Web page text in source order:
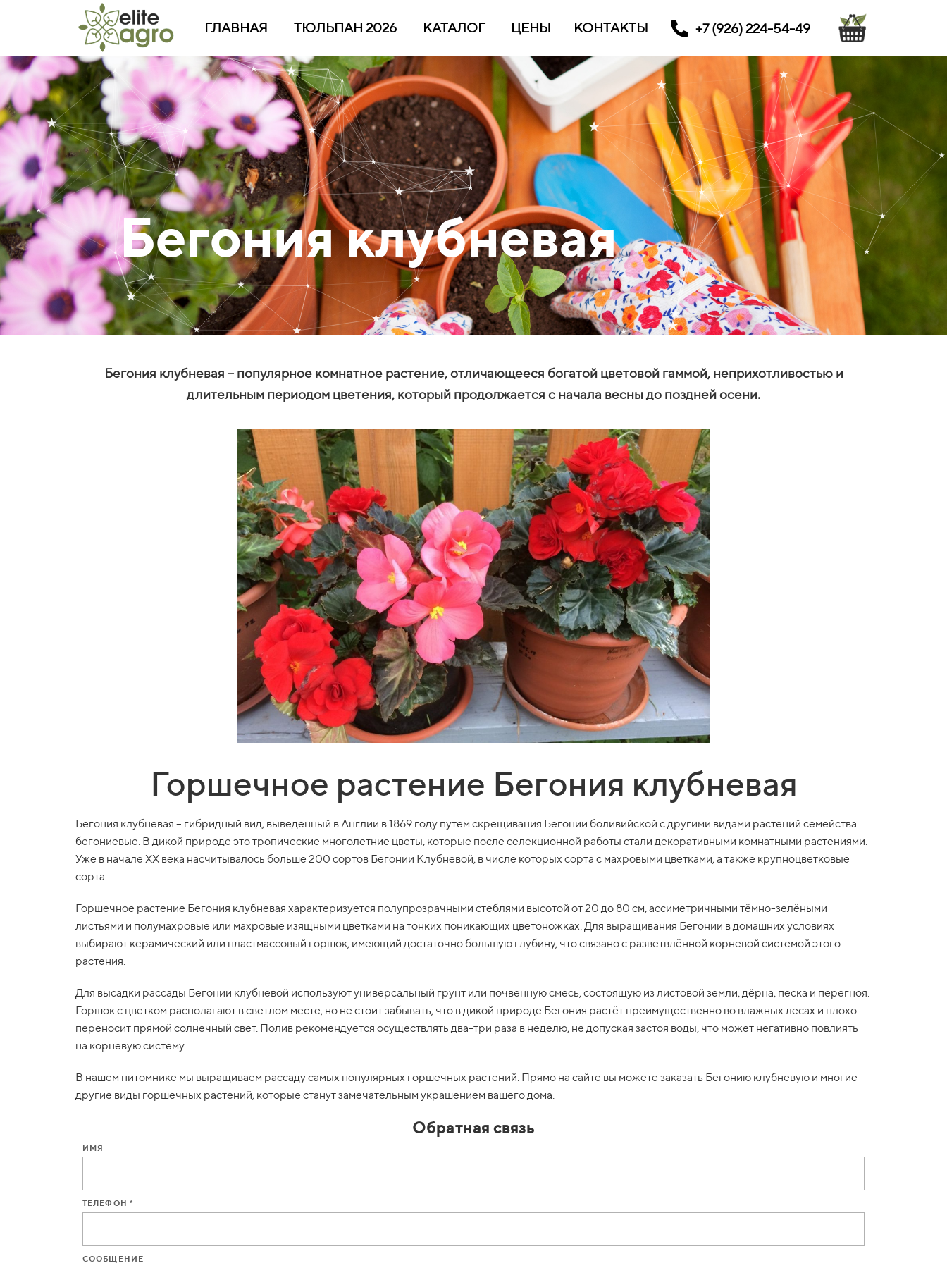
ГЛАВНАЯ ТЮЛЬПАН 2026 КАТАЛОГ ЦЕНЫ КОНТАКТЫ +7 (926) 224-54-49
Бегония клубневая
Бегония клубневая – популярное комнатное растение, отличающееся богатой цветовой гаммой, неприхотливостью и
длительным периодом цветения, который продолжается с начала весны до поздней осени.
Горшечное растение Бегония клубневая
Бегония клубневая – гибридный вид, выведенный в Англии в 1869 году путём скрещивания Бегонии боливийской с другими видами растений семейства
бегониевые. В дикой природе это тропические многолетние цветы, которые после селекционной работы стали декоративными комнатными растениями.
Уже в начале XX века насчитывалось больше 200 сортов Бегонии Клубневой, в числе которых сорта с махровыми цветками, а также крупноцветковые
сорта.
Горшечное растение Бегония клубневая характеризуется полупрозрачными стеблями высотой от 20 до 80 см, ассиметричными тёмно-зелёными
листьями и полумахровые или махровые изящными цветками на тонких поникающих цветоножках. Для выращивания Бегонии в домашних условиях
выбирают керамический или пластмассовый горшок, имеющий достаточно большую глубину, что связано с разветвлённой корневой системой этого
растения.
Для высадки рассады Бегонии клубневой используют универсальный грунт или почвенную смесь, состоящую из листовой земли, дёрна, песка и перегноя.
Горшок с цветком располагают в светлом месте, но не стоит забывать, что в дикой природе Бегония растёт преимущественно во влажных лесах и плохо
переносит прямой солнечный свет. Полив рекомендуется осуществлять два-три раза в неделю, не допуская застоя воды, что может негативно повлиять
на корневую систему.
В нашем питомнике мы выращиваем рассаду самых популярных горшечных растений. Прямо на сайте вы можете заказать Бегонию клубневую и многие
другие виды горшечных растений, которые станут замечательным украшением вашего дома.
Обратная связь
ИМЯ
ТЕЛЕФОН *
СООБЩЕНИЕ